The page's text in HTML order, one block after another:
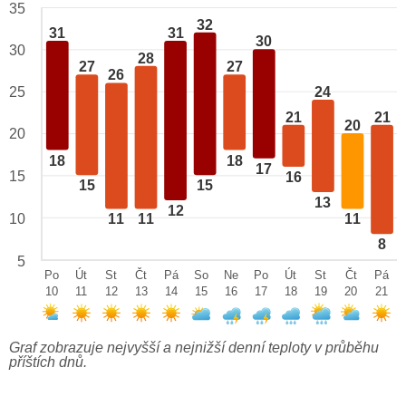
31
18
27
15
26
11
28
11
31
12
32
15
27
18
30
17
21
16
24
13
20
11
21
8
35
30
25
20
15
10
5
Po
10
Út
11
St
12
Čt
13
Pá
14
So
15
Ne
16
Po
17
Út
18
St
19
Čt
20
Pá
21
Graf zobrazuje nejvyšší a nejnižší denní teploty v průběhu
příštích dnů.